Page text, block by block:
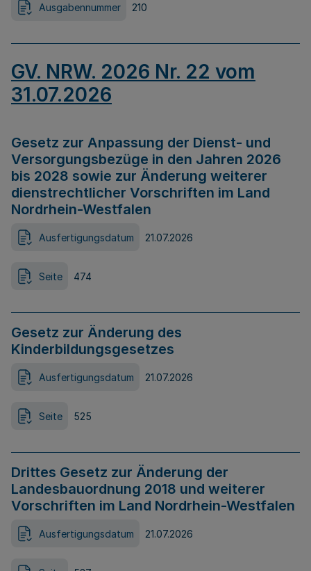
Ausgabennummer 210
GV. NRW. 2026 Nr. 22 vom
31.07.2026
Gesetz zur Anpassung der Dienst- und
Versorgungsbezüge in den Jahren 2026
bis 2028 sowie zur Änderung weiterer
dienstrechtlicher Vorschriften im Land
Nordrhein-Westfalen
Ausfertigungsdatum 21.07.2026
Seite 474
Gesetz zur Änderung des
Kinderbildungsgesetzes
Ausfertigungsdatum 21.07.2026
Seite 525
Drittes Gesetz zur Änderung der
Landesbauordnung 2018 und weiterer
Vorschriften im Land Nordrhein-Westfalen
Ausfertigungsdatum 21.07.2026